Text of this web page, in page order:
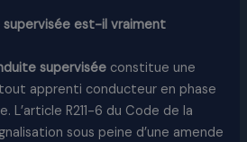
est-il vraiment
supervisée constitue une
apprenti conducteur en phase
L’article R211-6 du Code de la
sous peine d’une amende